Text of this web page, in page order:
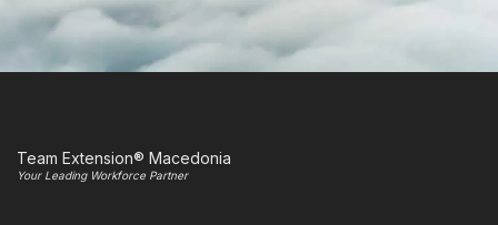
Team Extension® Macedonia
Your Leading Workforce Partner